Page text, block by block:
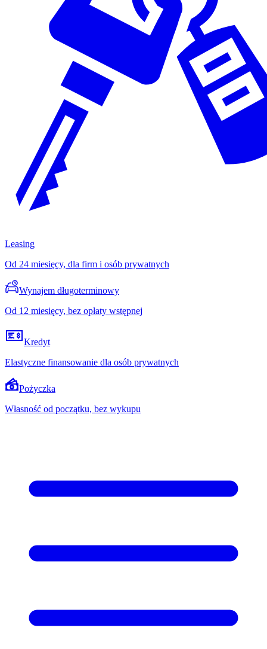
Leasing
Od 24 miesięcy, dla firm i osób prywatnych
Wynajem długoterminowy
Od 12 miesięcy, bez opłaty wstępnej
Kredyt
Elastyczne finansowanie dla osób prywatnych
Pożyczka
Własność od początku, bez wykupu